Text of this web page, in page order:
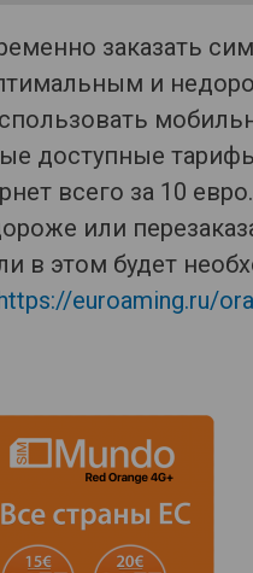
заказать
и
доступные
всего за 10
или
в этом будет
https://euroaming.ru/